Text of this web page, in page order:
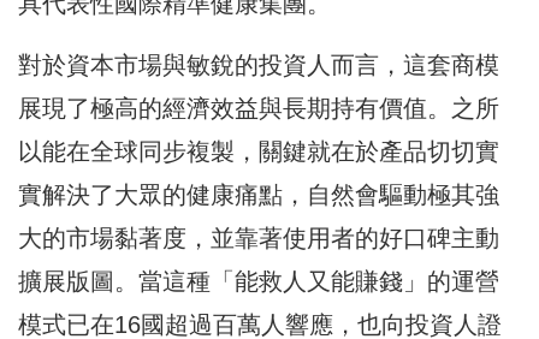
對於資本市場與敏銳的投資人而言，這套商模
展現了極高的經濟效益與長期持有價值。之所
以能在全球同步複製，關鍵就在於產品切切實
實解決了大眾的健康痛點，自然會驅動極其強
大的市場黏著度，並靠著使用者的好口碑主動
擴展版圖。當這種「能救人又能賺錢」的運營
模式已在16國超過百萬人響應，也向投資人證